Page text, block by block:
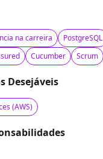
na carreira PostgreSQL
Cucumber Scrum
Desejáveis
(AWS)